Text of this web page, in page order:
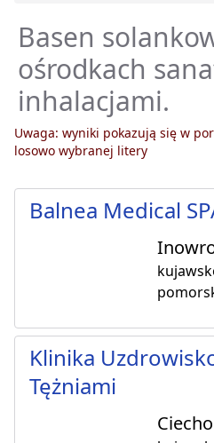
Basen
ośrodkach
inhalacjami.
Uwaga: wyniki pokazują się w
losowo wybranej litery
Balnea Medical
Klinika
Tężniami